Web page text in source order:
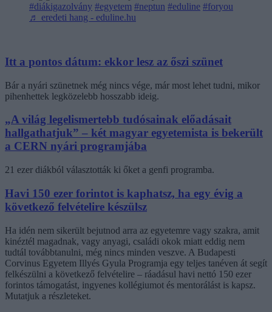
#diákigazolvány #egyetem #neptun #eduline #foryou
♬ eredeti hang - eduline.hu
Itt a pontos dátum: ekkor lesz az őszi szünet
Bár a nyári szünetnek még nincs vége, már most lehet tudni, mikor
pihenhettek legközelebb hosszabb ideig.
„A világ legelismertebb tudósainak előadásait
hallgathatjuk” – két magyar egyetemista is bekerült
a CERN nyári programjába
21 ezer diákból választották ki őket a genfi programba.
Havi 150 ezer forintot is kaphatsz, ha egy évig a
következő felvételire készülsz
Ha idén nem sikerült bejutnod arra az egyetemre vagy szakra, amit
kinéztél magadnak, vagy anyagi, családi okok miatt eddig nem
tudtál továbbtanulni, még nincs minden veszve. A Budapesti
Corvinus Egyetem Illyés Gyula Programja egy teljes tanéven át segít
felkészülni a következő felvételire – ráadásul havi nettó 150 ezer
forintos támogatást, ingyenes kollégiumot és mentorálást is kapsz.
Mutatjuk a részleteket.